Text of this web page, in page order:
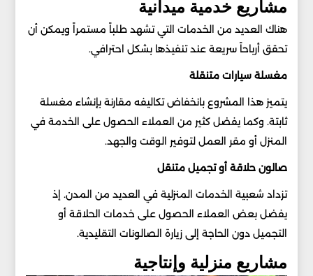
مشاريع خدمية ميدانية
هناك العديد من الخدمات التي تشهد طلباً مستمراً ويمكن أن
تحقق أرباحاً سريعة عند تنفيذها بشكل احترافي.
مغسلة سيارات متنقلة
يتميز هذا المشروع بانخفاض تكاليفه مقارنة بإنشاء مغسلة
ثابتة. وكما يفضل كثير من العملاء الحصول على الخدمة في
المنزل أو مقر العمل لتوفير الوقت والجهد.
صالون حلاقة أو تجميل متنقل
تزداد شعبية الخدمات المنزلية في العديد من المدن. إذ
يفضل بعض العملاء الحصول على خدمات الحلاقة أو
التجميل دون الحاجة إلى زيارة الصالونات التقليدية.
مشاريع منزلية وإنتاجية